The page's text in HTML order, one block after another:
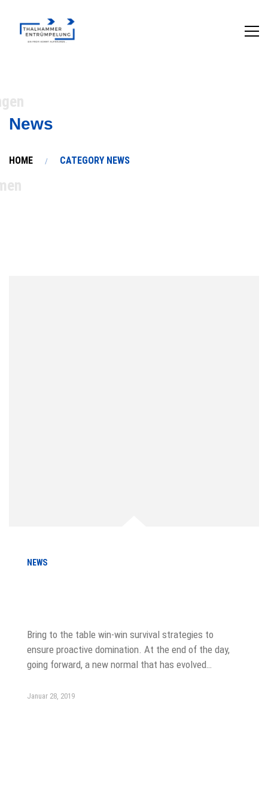
News
HOME CATEGORY NEWS
NEWS
Bring to the table win-win survival strategies to
ensure proactive domination. At the end of the day,
going forward, a new normal that has evolved…
Januar 28, 2019